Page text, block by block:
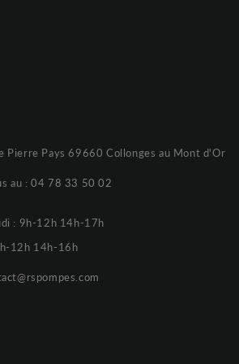
Pierre Pays 69660 Collonges au Mont d'Or
au :04 78 33 50 02
: 9h-12h 14h-17h
12h 14h-16h